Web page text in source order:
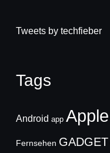
Tweets by techfieber
Tags
Android app Apple
Fernsehen GADGET